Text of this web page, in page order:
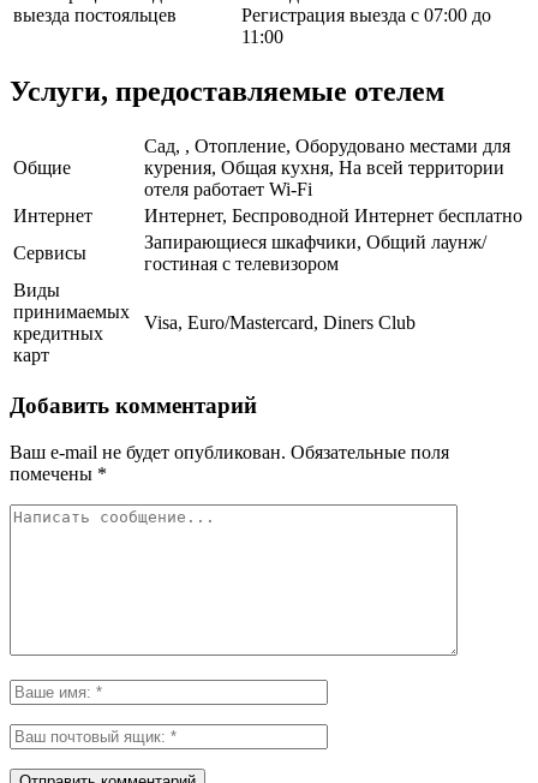
выезда постояльцев
Регистрация выезда с 07:00 до
11:00
Услуги, предоставляемые отелем
Общие
Сад, , Отопление, Оборудовано местами для
курения, Общая кухня, На всей территории
отеля работает Wi-Fi
Интернет
Интернет, Беспроводной Интернет бесплатно
Сервисы
Запирающиеся шкафчики, Общий лаунж/
гостиная с телевизором
Виды
принимаемых
кредитных
карт
Visa, Euro/Mastercard, Diners Club
Добавить комментарий
Ваш e-mail не будет опубликован. Обязательные поля
помечены *